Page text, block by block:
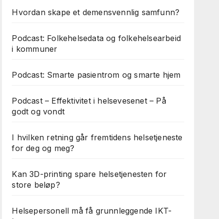
Hvordan skape et demensvennlig samfunn?
Podcast: Folkehelsedata og folkehelsearbeid
i kommuner
Podcast: Smarte pasientrom og smarte hjem
Podcast – Effektivitet i helsevesenet – På
godt og vondt
I hvilken retning går fremtidens helsetjeneste
for deg og meg?
Kan 3D-printing spare helsetjenesten for
store beløp?
Helsepersonell må få grunnleggende IKT-